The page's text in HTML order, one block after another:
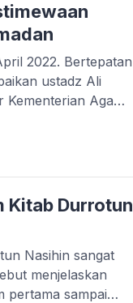
2022. Bertepatan
ustadz Ali
Agama
Format
5 anugerah dari
Kitab Durrotun
Nasihin sangat
menjelaskan
pertama sampai